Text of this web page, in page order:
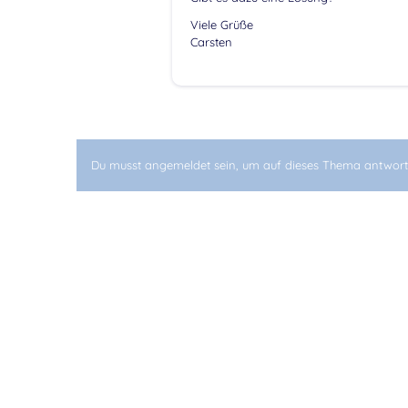
Viele Grüße
Carsten
Du musst angemeldet sein, um auf dieses Thema